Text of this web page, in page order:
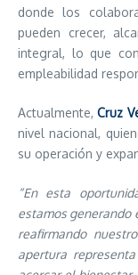
donde los
pueden crecer,
integral, lo que
empleabilidad
Actualmente, Cruz
nivel nacional,
su operación y
“En esta
estamos generando
reafirmando
apertura